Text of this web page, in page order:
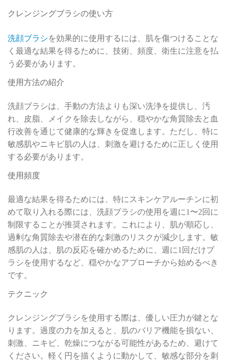
クレンジングブラシの使い方
洗顔ブラシを効果的に使用するには、肌を傷つけることな
く最適な結果を得るために、技術、頻度、衛生に注意を払
う必要があります。
使用方法の紹介
洗顔ブラシは、手動の方法よりも深い洗浄を提供し、汚
れ、皮脂、メイクを除去しながら、穏やかな角質除去と血
行改善を通じて健康的な輝きを促進します。ただし、特に
敏感肌やニキビ肌の人は、刺激を避けるために正しく使用
する必要があります。
使用頻度
最適な結果を得るためには、特にスキンケアルーチンに初
めて取り入れる際には、洗顔ブラシの使用を週に1〜2回に
制限することが推奨されます。これにより、肌が順応し、
過剰な角質除去や潜在的な刺激のリスクが減少します。敏
感肌の人は、肌の反応を確かめるために、週に1回だけブ
ラシを使用するなど、穏やかなアプローチから始めるべき
です。
テクニック
クレンジングブラシを使用する際は、優しい圧力が鍵とな
ります。過度の力を加えると、肌のバリア機能を損ない、
刺激、ニキビ、乾燥につながる可能性があるため、避けて
ください。軽く円を描くように動かして、敏感な部分を刺